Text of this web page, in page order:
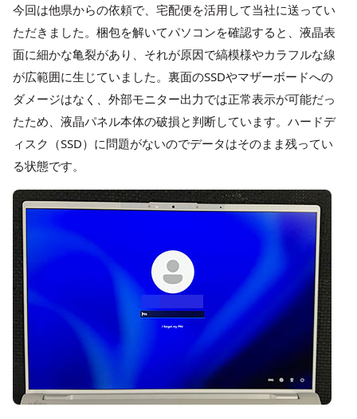
今回は他県からの依頼で、宅配便を活用して当社に送ってい
ただきました。梱包を解いてパソコンを確認すると、液晶表
面に細かな亀裂があり、それが原因で縞模様やカラフルな線
が広範囲に生じていました。裏面のSSDやマザーボードへの
ダメージはなく、外部モニター出力では正常表示が可能だっ
たため、液晶パネル本体の破損と判断しています。ハードデ
ィスク（SSD）に問題がないのでデータはそのまま残ってい
る状態です。